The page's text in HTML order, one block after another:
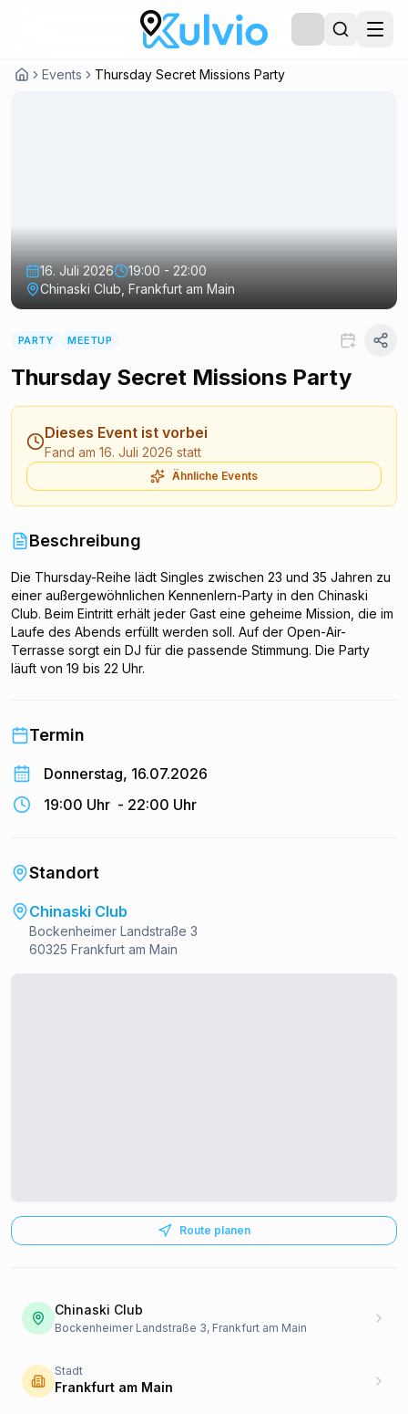
Events Thursday Secret Missions Party
16. Juli 2026
19:00 - 22:00
Chinaski Club, Frankfurt am Main
PARTY MEETUP
Thursday Secret Missions Party
Dieses Event ist vorbei
Fand am 16. Juli 2026 statt
Ähnliche Events
Beschreibung
Die Thursday-Reihe lädt Singles zwischen 23 und 35 Jahren zu
einer außergewöhnlichen Kennenlern-Party in den Chinaski
Club. Beim Eintritt erhält jeder Gast eine geheime Mission, die im
Laufe des Abends erfüllt werden soll. Auf der Open-Air-
Terrasse sorgt ein DJ für die passende Stimmung. Die Party
läuft von 19 bis 22 Uhr.
Termin
Donnerstag, 16.07.2026
19:00 Uhr - 22:00 Uhr
Standort
Chinaski Club
Bockenheimer Landstraße 3
60325 Frankfurt am Main
Route planen
Chinaski Club
Bockenheimer Landstraße 3, Frankfurt am Main
Stadt
Frankfurt am Main